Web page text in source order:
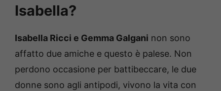
Isabella?
Isabella Ricci e Gemma Galgani non sono
affatto due amiche e questo è palese. Non
perdono occasione per battibeccare, le due
donne sono agli antipodi, vivono la vita con